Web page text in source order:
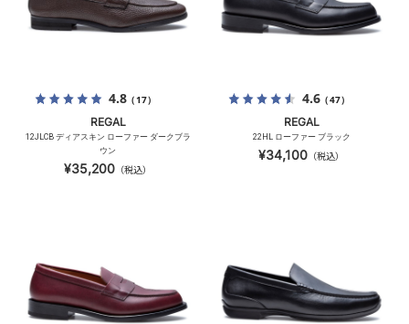
4.8（17）
REGAL
12JLCB ディアスキン ローファー ダークブラ
ウン
¥35,200 （税込）
4.6（47）
REGAL
22HL ローファー ブラック
¥34,100 （税込）